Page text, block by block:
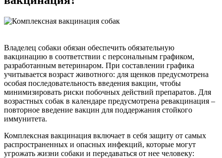
Владелец собаки обязан обеспечить обязательную
вакцинацию в соответствии с персональным графиком,
разработанным ветеринаром. При составлении графика
учитывается возраст животного: для щенков предусмотрена
особая последовательность введения вакцин, чтобы
минимизировать риски побочных действий препаратов. Для
возрастных собак в календаре предусмотрена ревакцинация –
повторное введение вакцин для поддержания стойкого
иммунитета.
Комплексная вакцинация включает в себя защиту от самых
распространенных и опасных инфекций, которые могут
угрожать жизни собаки и передаваться от нее человеку: